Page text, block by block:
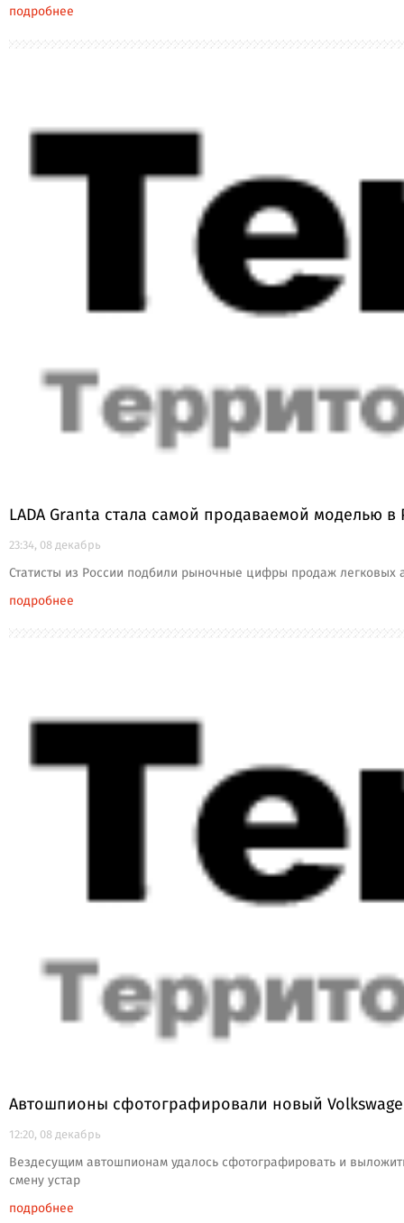
подробнее
LADA Granta стала самой продаваемой моделью в
23:34, 08 декабрь
Статисты из России подбили рыночные цифры продаж легковых
подробнее
Автошпионы сфотографировали новый
12:20, 08 декабрь
Вездесущим автошпионам удалось сфотографировать и
смену устар
подробнее